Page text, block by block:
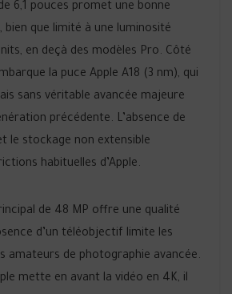
6,1 pouces promet une bonne
bien que limité à une luminosité
en deçà des modèles Pro. Côté
la puce Apple A18 (3 nm), qui
sans véritable avancée majeure
précédente. L’absence de
le stockage non extensible
habituelles d’Apple.
de 48 MP offre une qualité
d’un téléobjectif limite les
amateurs de photographie avancée.
mette en avant la vidéo en 4K, il